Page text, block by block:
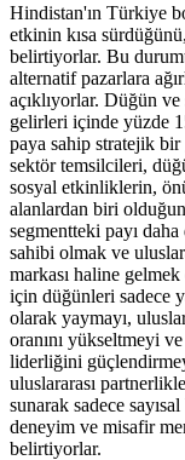
Hindistan'ın Türkiye
etkinin kısa
belirtiyorlar. Bu
alternatif pazarlara
açıklıyorlar. Düğün
gelirleri içinde yüzde
paya sahip stratejik bir
sektör temsilcileri,
sosyal etkinliklerin,
alanlardan biri
segmentteki payı
sahibi olmak ve
markası haline
için düğünleri sadece
olarak yaymayı,
oranını yükseltmeyi
liderliğini
uluslararası
sunarak sadece
deneyim ve misafir
belirtiyorlar.